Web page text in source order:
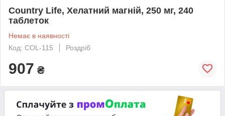
Country Life, Хелатний магній, 250 мг, 240
таблеток
Немає в наявності
Код: COL-115
Роздріб
907 ₴